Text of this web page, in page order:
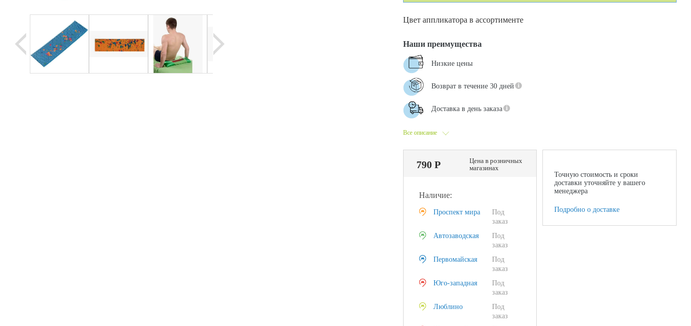
Цвет аппликатора в ассортименте
Все описание
Наши преимущества
Низкие цены
Возврат в течение 30 дней
Доставка в день заказа
790 Р
Цена в розничных
магазинах
Наличие:
Проспект мира
Под
заказ
Автозаводская
Под
заказ
Первомайская
Под
заказ
Юго-западная
Под
заказ
Люблино
Под
заказ
Точную стоимость и сроки
доставки уточняйте у вашего
менеджера
Подробно о доставке